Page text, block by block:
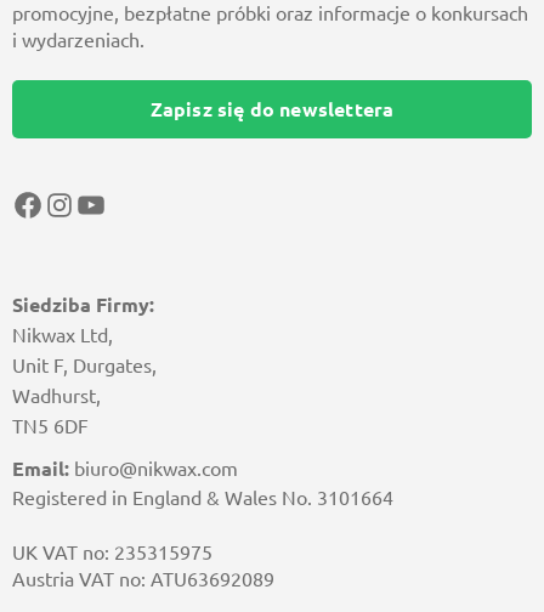
Siedziba Firmy:
Nikwax Ltd,
Unit F, Durgates,
Wadhurst,
TN5 6DF
Email: biuro@nikwax.com
Registered in England & Wales No. 3101664
UK VAT no: 235315975
Austria VAT no: ATU63692089
promocyjne, bezpłatne próbki oraz informacje o konkursach
i wydarzeniach.
Zapisz się do newslettera
Facebook
Instagram
YouTube